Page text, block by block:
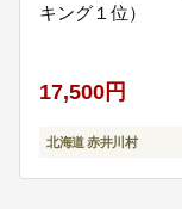
キング１位）
17,500円
北海道 赤井川村